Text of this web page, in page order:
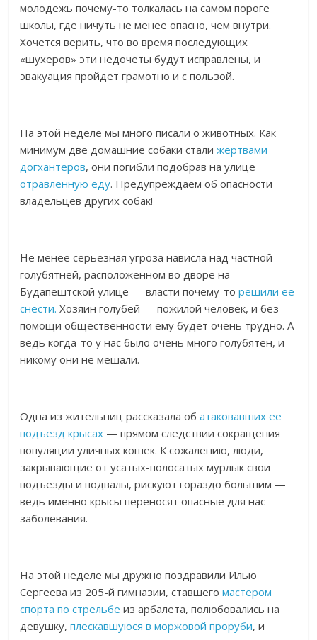
молодежь почему-то толкалась на самом пороге
школы, где ничуть не менее опасно, чем внутри.
Хочется верить, что во время последующих
«шухеров» эти недочеты будут исправлены, и
эвакуация пройдет грамотно и с пользой.
На этой неделе мы много писали о животных. Как
минимум две домашние собаки сталижертвами
догхантеров, они погибли подобрав на улице
отравленную еду. Предупреждаем об опасности
владельцев других собак!
Не менее серьезная угроза нависла над частной
голубятней, расположенном во дворе на
Будапештской улице — власти почему-торешили ее
снести. Хозяин голубей — пожилой человек, и без
помощи общественности ему будет очень трудно. А
ведь когда-то у нас было очень много голубятен, и
никому они не мешали.
Одна из жительниц рассказала обатаковавших ее
подъезд крысах — прямом следствии сокращения
популяции уличных кошек. К сожалению, люди,
закрывающие от усатых-полосатых мурлык свои
подъезды и подвалы, рискуют гораздо большим —
ведь именно крысы переносят опасные для нас
заболевания.
На этой неделе мы дружно поздравили Илью
Сергеева из 205-й гимназии, ставшегомастером
спорта по стрельбе из арбалета, полюбовались на
девушку,плескавшуюся в моржовой проруби, и